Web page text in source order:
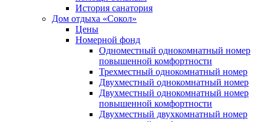
История санатория
Дом отдыха «Сокол»
Цены
Номерной фонд
Одноместный однокомнатный номер
повышенной комфортности
Трехместный однокомнатный номер
Двухместный однокомнатный номер
Двухместный однокомнатный номер
повышенной комфортности
Двухместный двухкомнатный номер